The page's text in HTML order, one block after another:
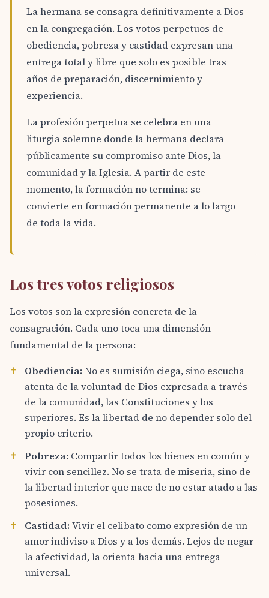
La hermana se consagra definitivamente a Dios
en la congregación. Los votos perpetuos de
obediencia, pobreza y castidad expresan una
entrega total y libre que solo es posible tras
años de preparación, discernimiento y
experiencia.
La profesión perpetua se celebra en una
liturgia solemne donde la hermana declara
públicamente su compromiso ante Dios, la
comunidad y la Iglesia. A partir de este
momento, la formación no termina: se
convierte en formación permanente a lo largo
de toda la vida.
Los tres votos religiosos
Los votos son la expresión concreta de la
consagración. Cada uno toca una dimensión
fundamental de la persona:
✝
Obediencia: No es sumisión ciega, sino escucha
atenta de la voluntad de Dios expresada a través
de la comunidad, las Constituciones y los
superiores. Es la libertad de no depender solo del
propio criterio.
✝
Pobreza: Compartir todos los bienes en común y
vivir con sencillez. No se trata de miseria, sino de
la libertad interior que nace de no estar atado a las
posesiones.
✝
Castidad: Vivir el celibato como expresión de un
amor indiviso a Dios y a los demás. Lejos de negar
la afectividad, la orienta hacia una entrega
universal.